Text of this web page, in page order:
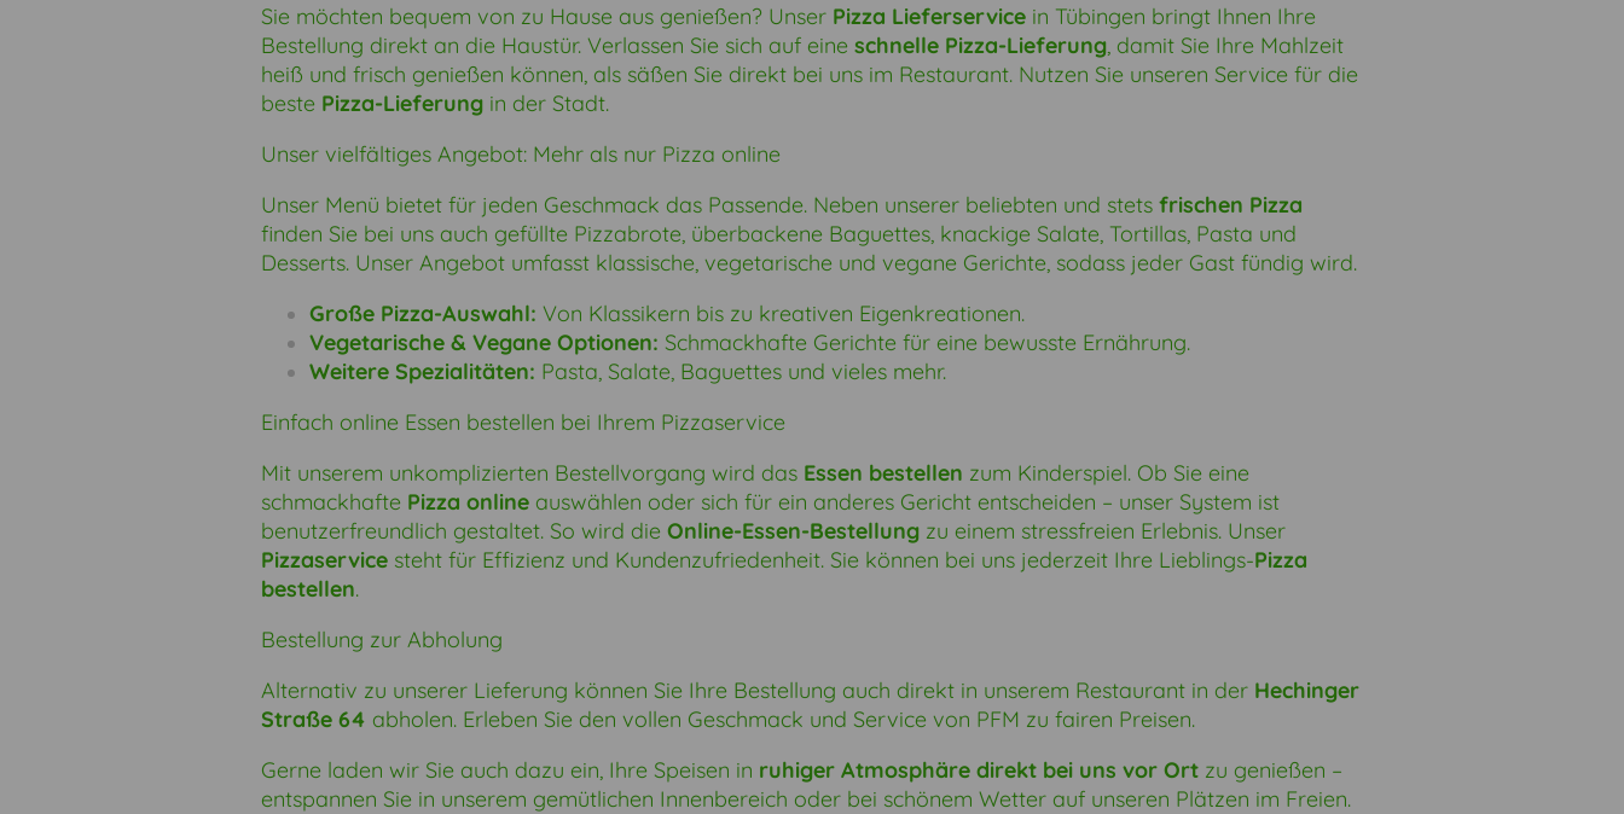
Sie möchten bequem von zu Hause aus genießen? Unser Pizza Lieferservice in Tübingen bringt Ihnen Ihre
Bestellung direkt an die Haustür. Verlassen Sie sich auf eine schnelle Pizza-Lieferung, damit Sie Ihre Mahlzeit
heiß und frisch genießen können, als säßen Sie direkt bei uns im Restaurant. Nutzen Sie unseren Service für die
beste Pizza-Lieferung in der Stadt.
Unser vielfältiges Angebot: Mehr als nur Pizza online
Unser Menü bietet für jeden Geschmack das Passende. Neben unserer beliebten und stets frischen Pizza
finden Sie bei uns auch gefüllte Pizzabrote, überbackene Baguettes, knackige Salate, Tortillas, Pasta und
Desserts. Unser Angebot umfasst klassische, vegetarische und vegane Gerichte, sodass jeder Gast fündig wird.
Große Pizza-Auswahl: Von Klassikern bis zu kreativen Eigenkreationen.
Vegetarische & Vegane Optionen: Schmackhafte Gerichte für eine bewusste Ernährung.
Weitere Spezialitäten: Pasta, Salate, Baguettes und vieles mehr.
Einfach online Essen bestellen bei Ihrem Pizzaservice
Mit unserem unkomplizierten Bestellvorgang wird das Essen bestellen zum Kinderspiel. Ob Sie eine
schmackhafte Pizza online auswählen oder sich für ein anderes Gericht entscheiden – unser System ist
benutzerfreundlich gestaltet. So wird die Online-Essen-Bestellung zu einem stressfreien Erlebnis. Unser
Pizzaservice steht für Effizienz und Kundenzufriedenheit. Sie können bei uns jederzeit Ihre Lieblings-Pizza
bestellen.
Bestellung zur Abholung
Alternativ zu unserer Lieferung können Sie Ihre Bestellung auch direkt in unserem Restaurant in der Hechinger
Straße 64 abholen. Erleben Sie den vollen Geschmack und Service von PFM zu fairen Preisen.
Gerne laden wir Sie auch dazu ein, Ihre Speisen in ruhiger Atmosphäre direkt bei uns vor Ort zu genießen –
entspannen Sie in unserem gemütlichen Innenbereich oder bei schönem Wetter auf unseren Plätzen im Freien.